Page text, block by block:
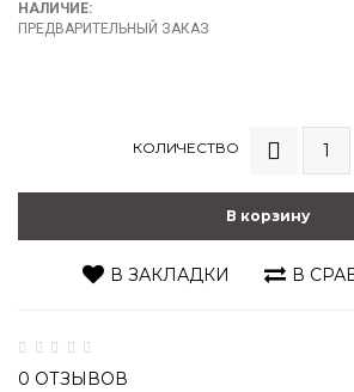
НАЛИЧИЕ:
ПРЕДВАРИТЕЛЬНЫЙ ЗАКАЗ
КОЛИЧЕСТВО
В корзину
В ЗАКЛАДКИ В
0 ОТЗЫВОВ